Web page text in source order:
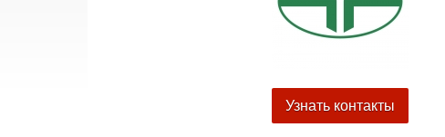
Узнать контакты